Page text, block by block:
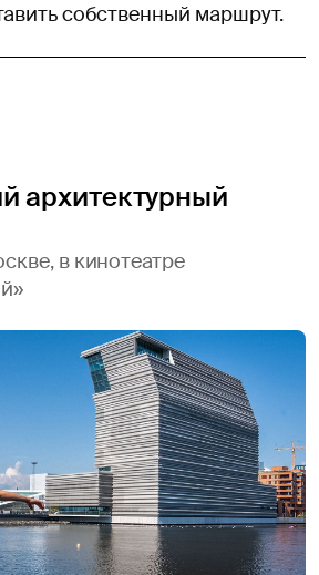
собственный маршрут.
архитектурный
в кинотеатре